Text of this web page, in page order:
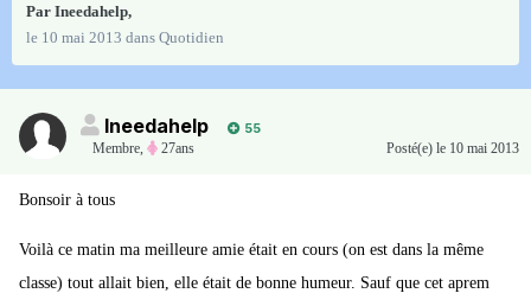
Par Ineedahelp,
le 10 mai 2013 dans Quotidien
Ineedahelp
55
Membre, 27ans Posté(e) le 10 mai 2013
Bonsoir à tous
Voilà ce matin ma meilleure amie était en cours (on est dans la même
classe) tout allait bien, elle était de bonne humeur. Sauf que cet aprem